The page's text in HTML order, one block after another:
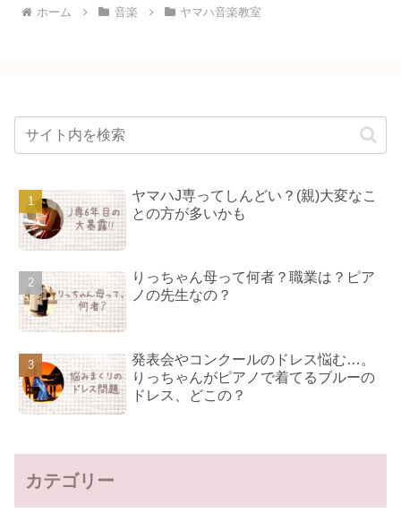
ホーム 音楽 ヤマハ音楽教室
ヤマハJ専ってしんどい？(親)大変なこ
との方が多いかも
りっちゃん母って何者？職業は？ピア
ノの先生なの？
発表会やコンクールのドレス悩む…。
りっちゃんがピアノで着てるブルーの
ドレス、どこの？
カテゴリー